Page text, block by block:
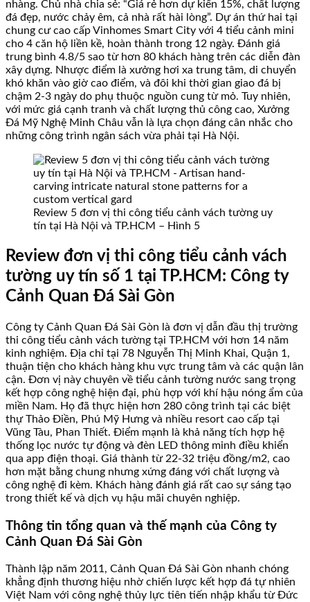
nhàng. Chủ nhà chia sẻ: “Giá rẻ hơn dự kiến 15%, chất lượng
đá đẹp, nước chảy êm, cả nhà rất hài lòng”. Dự án thứ hai tại
chung cư cao cấp Vinhomes Smart City với 4 tiểu cảnh mini
cho 4 căn hộ liền kề, hoàn thành trong 12 ngày. Đánh giá
trung bình 4.8/5 sao từ hơn 80 khách hàng trên các diễn đàn
xây dựng. Nhược điểm là xưởng hơi xa trung tâm, di chuyển
khó khăn vào giờ cao điểm, và đôi khi thời gian giao đá bị
chậm 2-3 ngày do phụ thuộc nguồn cung từ mỏ. Tuy nhiên,
với mức giá cạnh tranh và chất lượng thủ công cao, Xưởng
Đá Mỹ Nghệ Minh Châu vẫn là lựa chọn đáng cân nhắc cho
những công trình ngân sách vừa phải tại Hà Nội.
Review 5 đơn vị thi công tiểu cảnh vách tường uy
tín tại Hà Nội và TP.HCM – Hình 5
Review đơn vị thi công tiểu cảnh vách
tường uy tín số 1 tại TP.HCM: Công ty
Cảnh Quan Đá Sài Gòn
Công ty Cảnh Quan Đá Sài Gòn là đơn vị dẫn đầu thị trường
thi công tiểu cảnh vách tường tại TP.HCM với hơn 14 năm
kinh nghiệm. Địa chỉ tại 78 Nguyễn Thị Minh Khai, Quận 1,
thuận tiện cho khách hàng khu vực trung tâm và các quận lân
cận. Đơn vị này chuyên về tiểu cảnh tường nước sang trọng
kết hợp công nghệ hiện đại, phù hợp với khí hậu nóng ẩm của
miền Nam. Họ đã thực hiện hơn 280 công trình tại các biệt
thự Thảo Điền, Phú Mỹ Hưng và nhiều resort cao cấp tại
Vũng Tàu, Phan Thiết. Điểm mạnh là khả năng tích hợp hệ
thống lọc nước tự động và đèn LED thông minh điều khiển
qua app điện thoại. Giá thành từ 22-32 triệu đồng/m2, cao
hơn mặt bằng chung nhưng xứng đáng với chất lượng và
công nghệ đi kèm. Khách hàng đánh giá rất cao sự sáng tạo
trong thiết kế và dịch vụ hậu mãi chuyên nghiệp.
Thông tin tổng quan và thế mạnh của Công ty
Cảnh Quan Đá Sài Gòn
Thành lập năm 2011, Cảnh Quan Đá Sài Gòn nhanh chóng
khẳng định thương hiệu nhờ chiến lược kết hợp đá tự nhiên
Việt Nam với công nghệ thủy lực tiên tiến nhập khẩu từ Đức